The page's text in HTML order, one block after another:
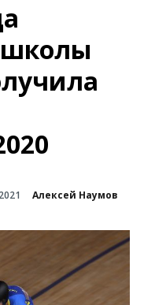
школы
Алексей Наумов